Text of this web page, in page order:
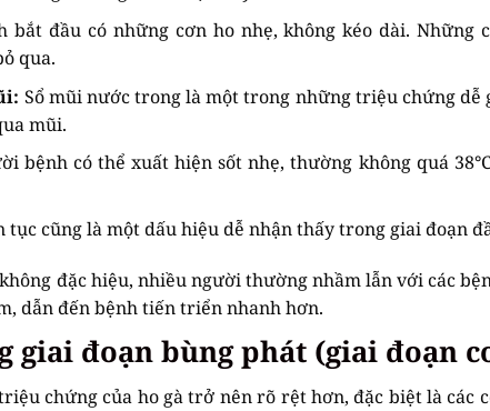
bắt đầu có những cơn ho nhẹ, không kéo dài. Những
qua.
Sổ mũi nước trong là một trong những triệu chứng dễ
mũi.
bệnh có thể xuất hiện sốt nhẹ, thường không quá
tục cũng là một dấu hiệu dễ nhận thấy trong giai đoạn
đặc hiệu, nhiều người thường nhầm lẫn với các
dẫn đến bệnh tiến triển nhanh hơn.
giai đoạn bùng phát (giai đoạn
chứng của ho gà trở nên rõ rệt hơn, đặc biệt là các